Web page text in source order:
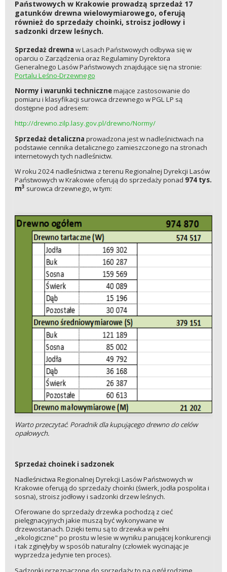
Państwowych w Krakowie prowadzą sprzedaż 17
gatunków drewna wielowymiarowego, oferują
również do sprzedaży choinki, stroisz jodłowy i
sadzonki drzew leśnych.
Sprzedaż drewna w Lasach Państwowych odbywa się w
oparciu o Zarządzenia oraz Regulaminy Dyrektora
Generalnego Lasów Państwowych znajdujące się na stronie:
Portalu Leśno-Drzewnego
Normy i warunki technicznemające zastosowanie do
pomiaru i klasyfikacji surowca drzewnego w PGL LP są
dostępne pod adresem:
http://drewno.zilp.lasy.gov.pl/drewno/Normy/
Sprzedaż detaliczna prowadzona jest w nadleśnictwach na
podstawie cennika detalicznego zamieszczonego na stronach
internetowych tych nadleśnictw.
W roku 2024 nadleśnictwa z terenu Regionalnej Dyrekcji Lasów
Państwowych w Krakowie oferują do sprzedaży ponad 974 tys.
m3 surowca drzewnego, w tym:
Warto przeczytać: Poradnik dla kupującego drewno do celów
opałowych.
Sprzedaż choinek i sadzonek
Nadleśnictwa Regionalnej Dyrekcji Lasów Państwowych w
Krakowie oferują do sprzedaży choinki (świerk, jodła pospolita i
sosna), stroisz jodłowy i sadzonki drzew leśnych.
Oferowane do sprzedaży drzewka pochodzą z cieć
pielęgnacyjnych jakie muszą być wykonywane w
drzewostanach. Dzięki temu są to drzewka w pełni
„ekologiczne" po prostu w lesie w wyniku panującej konkurencji
i tak zginęłyby w sposób naturalny (człowiek wycinając je
wyprzedza jedynie ten proces).